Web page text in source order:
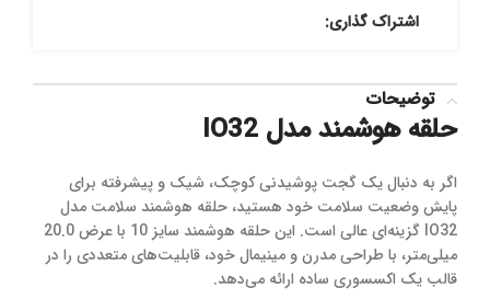
اشتراک گذاری:
توضیحات
حلقه هوشمند مدل IO32
اگر به دنبال یک گجت پوشیدنی کوچک، شیک و پیشرفته برای
پایش وضعیت سلامت خود هستید، حلقه هوشمند سلامت مدل
IO32 گزینه‌ای عالی است. این حلقه هوشمند سایز 10 با عرض 20.0
میلی‌متر، با طراحی مدرن و مینیمال خود، قابلیت‌های متعددی را در
قالب یک اکسسوری ساده ارائه می‌دهد.